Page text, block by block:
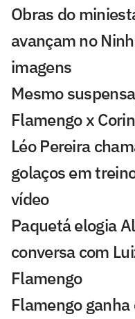
Obras do
avançam no
imagens
Mesmo
Flamengo x
Léo Pereira
golaços em
vídeo
Paquetá elogia
conversa com
Flamengo
Flamengo